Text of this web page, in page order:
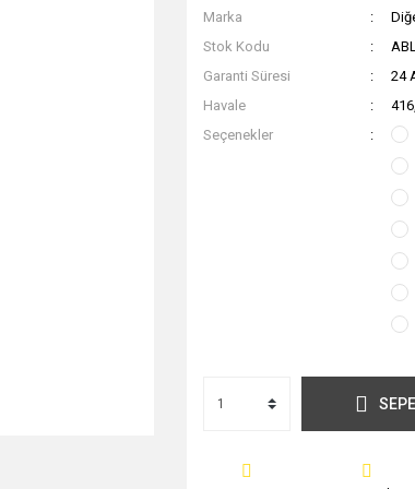
Marka
Stok Kodu
Garanti Süresi
24
Havale
Seçenekler